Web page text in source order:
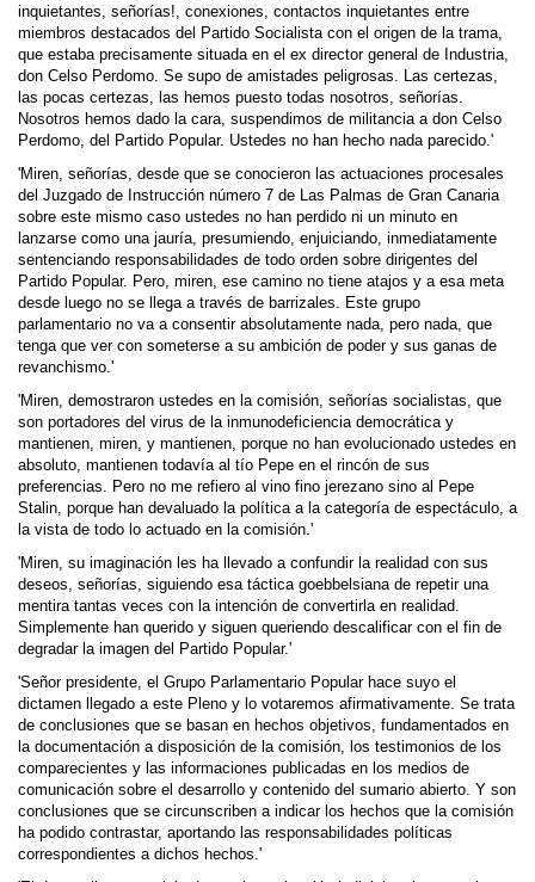
inquietantes, señorías!, conexiones, contactos inquietantes entre
miembros destacados del Partido Socialista con el origen de la trama,
que estaba precisamente situada en el ex director general de Industria,
don Celso Perdomo. Se supo de amistades peligrosas. Las certezas,
las pocas certezas, las hemos puesto todas nosotros, señorías.
Nosotros hemos dado la cara, suspen­dimos de militancia a don Celso
Perdomo, del Partido Popular. Ustedes no han hecho nada parecido.'
'Miren, señorías, desde que se conocieron las actuaciones procesales
del Juzgado de Instrucción número 7 de Las Palmas de Gran Canaria
sobre este mismo caso ustedes no han perdido ni un minuto en
lanzarse como una jauría, presumiendo, enjuiciando, inmediatamente
sentenciando responsabilidades de todo orden sobre dirigentes del
Partido Popular. Pero, miren, ese camino no tiene atajos y a esa meta
desde luego no se llega a través de barrizales. Este grupo
parlamentario no va a consentir absolutamente nada, pero nada, que
tenga que ver con someterse a su ambición de poder y sus ganas de
revanchismo.'
'Miren, demostraron ustedes en la comisión, señorías socialistas, que
son portadores del virus de la inmunodeficiencia democrática y
mantienen, miren, y mantienen, porque no han evolucionado ustedes en
absoluto, mantienen todavía al tío Pepe en el rincón de sus
preferencias. Pero no me refiero al vino fino jerezano sino al Pepe
Stalin, porque han devaluado la política a la categoría de espectáculo, a
la vista de todo lo actuado en la comisión.'
'Miren, su imaginación les ha llevado a confundir la realidad con sus
deseos, señorías, siguiendo esa táctica goebbelsiana de repetir una
mentira tantas veces con la intención de convertirla en realidad.
Simplemente han querido y siguen queriendo descalificar con el fin de
degradar la imagen del Partido Popular.'
'Señor presidente, el Grupo Parlamentario Popular hace suyo el
dictamen llegado a este Pleno y lo votaremos afirmativamente. Se trata
de conclusiones que se basan en hechos objetivos, fundamentados en
la documentación a disposición de la comisión, los testimonios de los
com­parecientes y las informaciones publicadas en los medios de
comunicación sobre el desarrollo y contenido del sumario abierto. Y son
conclusiones que se circunscriben a indicar los hechos que la comisión
ha podido contrastar, aportando las responsabilidades políticas
correspondientes a dichos hechos.'